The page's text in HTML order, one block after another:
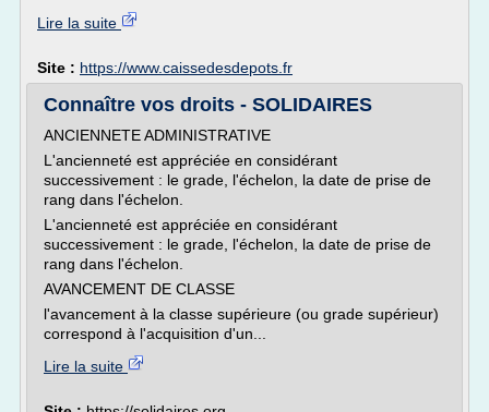
Lire la suite
Site : https://www.caissedesdepots.fr
Connaître vos droits - SOLIDAIRES
ANCIENNETE ADMINISTRATIVE
L'ancienneté est appréciée en considérant
successivement : le grade, l'échelon, la date de prise de
rang dans l'échelon.
L'ancienneté est appréciée en considérant
successivement : le grade, l'échelon, la date de prise de
rang dans l'échelon.
AVANCEMENT DE CLASSE
l'avancement à la classe supérieure (ou grade supérieur)
correspond à l'acquisition d'un...
Lire la suite